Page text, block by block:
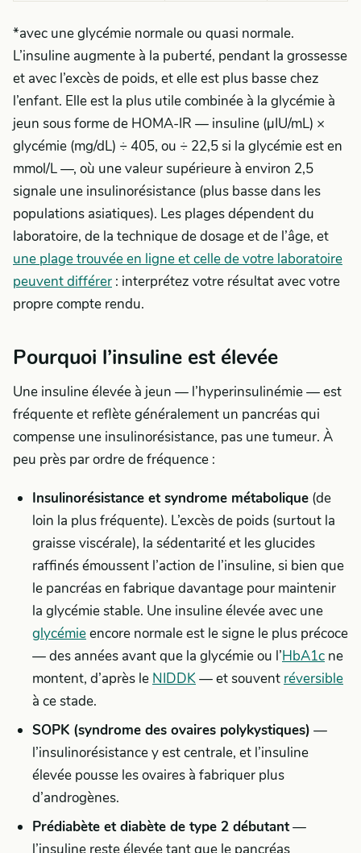
*avec une glycémie normale ou quasi normale.
L’insuline augmente à la puberté, pendant la grossesse
et avec l’excès de poids, et elle est plus basse chez
l’enfant. Elle est la plus utile combinée à la glycémie à
jeun sous forme de HOMA-IR — insuline (µIU/mL) ×
glycémie (mg/dL) ÷ 405, ou ÷ 22,5 si la glycémie est en
mmol/L —, où une valeur supérieure à environ 2,5
signale une insulinorésistance (plus basse dans les
populations asiatiques). Les plages dépendent du
laboratoire, de la technique de dosage et de l’âge, et
une plage trouvée en ligne et celle de votre laboratoire
peuvent différer : interprétez votre résultat avec votre
propre compte rendu.
Pourquoi l’insuline est élevée
Une insuline élevée à jeun — l’hyperinsulinémie — est
fréquente et reflète généralement un pancréas qui
compense une insulinorésistance, pas une tumeur. À
peu près par ordre de fréquence :
Insulinorésistance et syndrome métabolique (de
loin la plus fréquente). L’excès de poids (surtout la
graisse viscérale), la sédentarité et les glucides
raffinés émoussent l’action de l’insuline, si bien que
le pancréas en fabrique davantage pour maintenir
la glycémie stable. Une insuline élevée avec une
glycémieencore normale est le signe le plus précoce
— des années avant que la glycémie ou l’HbA1c ne
montent, d’après le NIDDK— et souvent réversible
à ce stade.
SOPK (syndrome des ovaires polykystiques) —
l’insulinorésistance y est centrale, et l’insuline
élevée pousse les ovaires à fabriquer plus
d’androgènes.
Prédiabète et diabète de type 2 débutant—